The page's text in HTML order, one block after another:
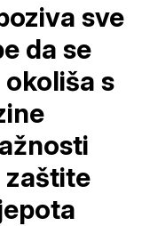
sve
da se
s
zaštite